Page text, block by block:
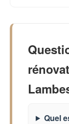
Quel